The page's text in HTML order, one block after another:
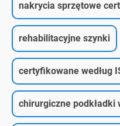
nakrycia sprzętowe
rehabilitacyjne szynki
certyfikowane według
chirurgiczne podkładki